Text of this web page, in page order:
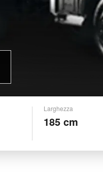
Larghezza
185 cm